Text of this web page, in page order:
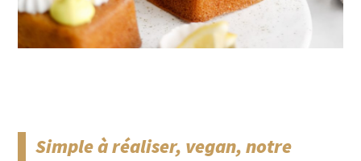
Simple à réaliser, vegan, notre